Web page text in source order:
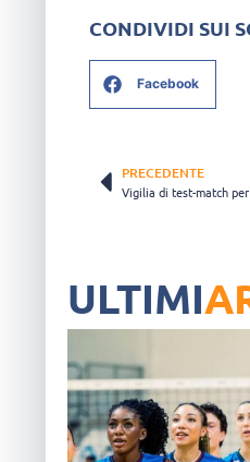
CONDIVIDI SUI
Facebook
PRECEDENTE
ULTIMI